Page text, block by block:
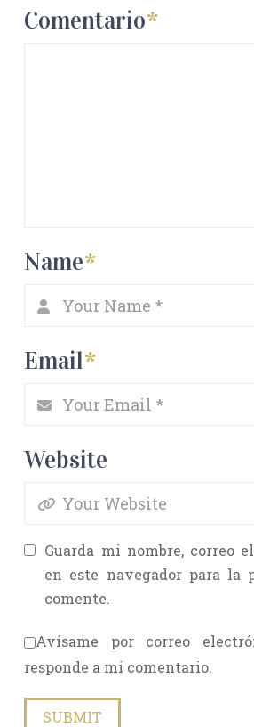
Comentario*
Name*
Email*
Website
Guarda mi nombre, correo
en este navegador para la
comente.
Avísame por correo
responde a mi comentario.